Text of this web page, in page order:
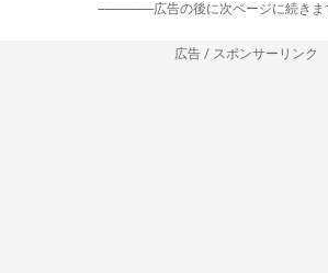
-----------------広告の後に次ページに続きま
広告 / スポンサーリンク